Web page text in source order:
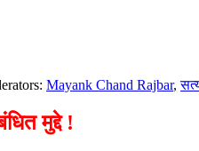
Mayank Chand Rajbar,
मुद्दे !